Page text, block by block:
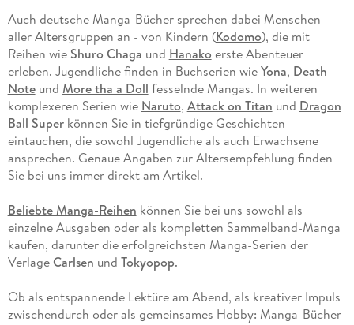
Auch deutsche Manga-Bücher sprechen dabei Menschen
aller Altersgruppen an - von Kindern (Kodomo), die mit
Reihen wie Shuro Chaga und Hanako erste Abenteuer
erleben. Jugendliche finden in Buchserien wieYona, Death
Noteund More tha a Doll fesselnde Mangas. In weiteren
komplexeren Serien wie Naruto, Attack on Titan und Dragon
Ball Superkönnen Sie in tiefgründige Geschichten
eintauchen, die sowohl Jugendliche als auch Erwachsene
ansprechen. Genaue Angaben zur Altersempfehlung finden
Sie bei uns immer direkt am Artikel.
Beliebte Manga-Reihen können Sie bei uns sowohl als
einzelne Ausgaben oder als kompletten Sammelband-Manga
kaufen, darunter die erfolgreichsten Manga-Serien der
Verlage Carlsen und Tokyopop.
Ob als entspannende Lektüre am Abend, als kreativer Impuls
zwischendurch oder als gemeinsames Hobby: Manga-Bücher